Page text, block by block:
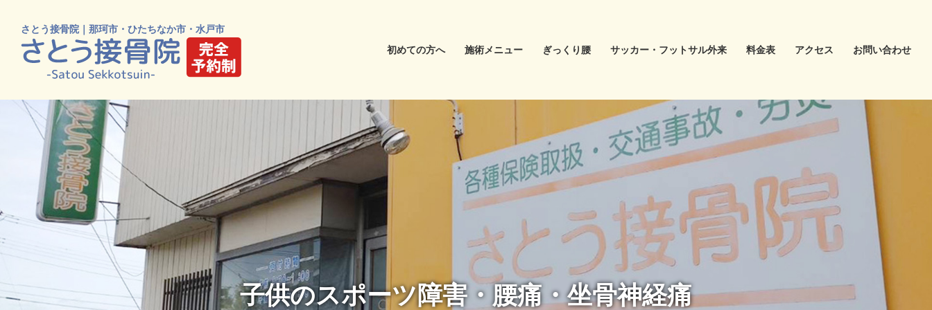
さとう接骨院｜那珂市・ひたちなか市・水戸市
初めての方へ
施術メニュー ぎっくり腰 サッカー・フットサル外来 料金表 アクセス お問い合わせ
子供のスポーツ障害・腰痛・坐骨神経痛